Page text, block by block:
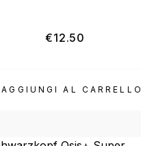
AGGIUNGI AL CARRELLO
€12.50